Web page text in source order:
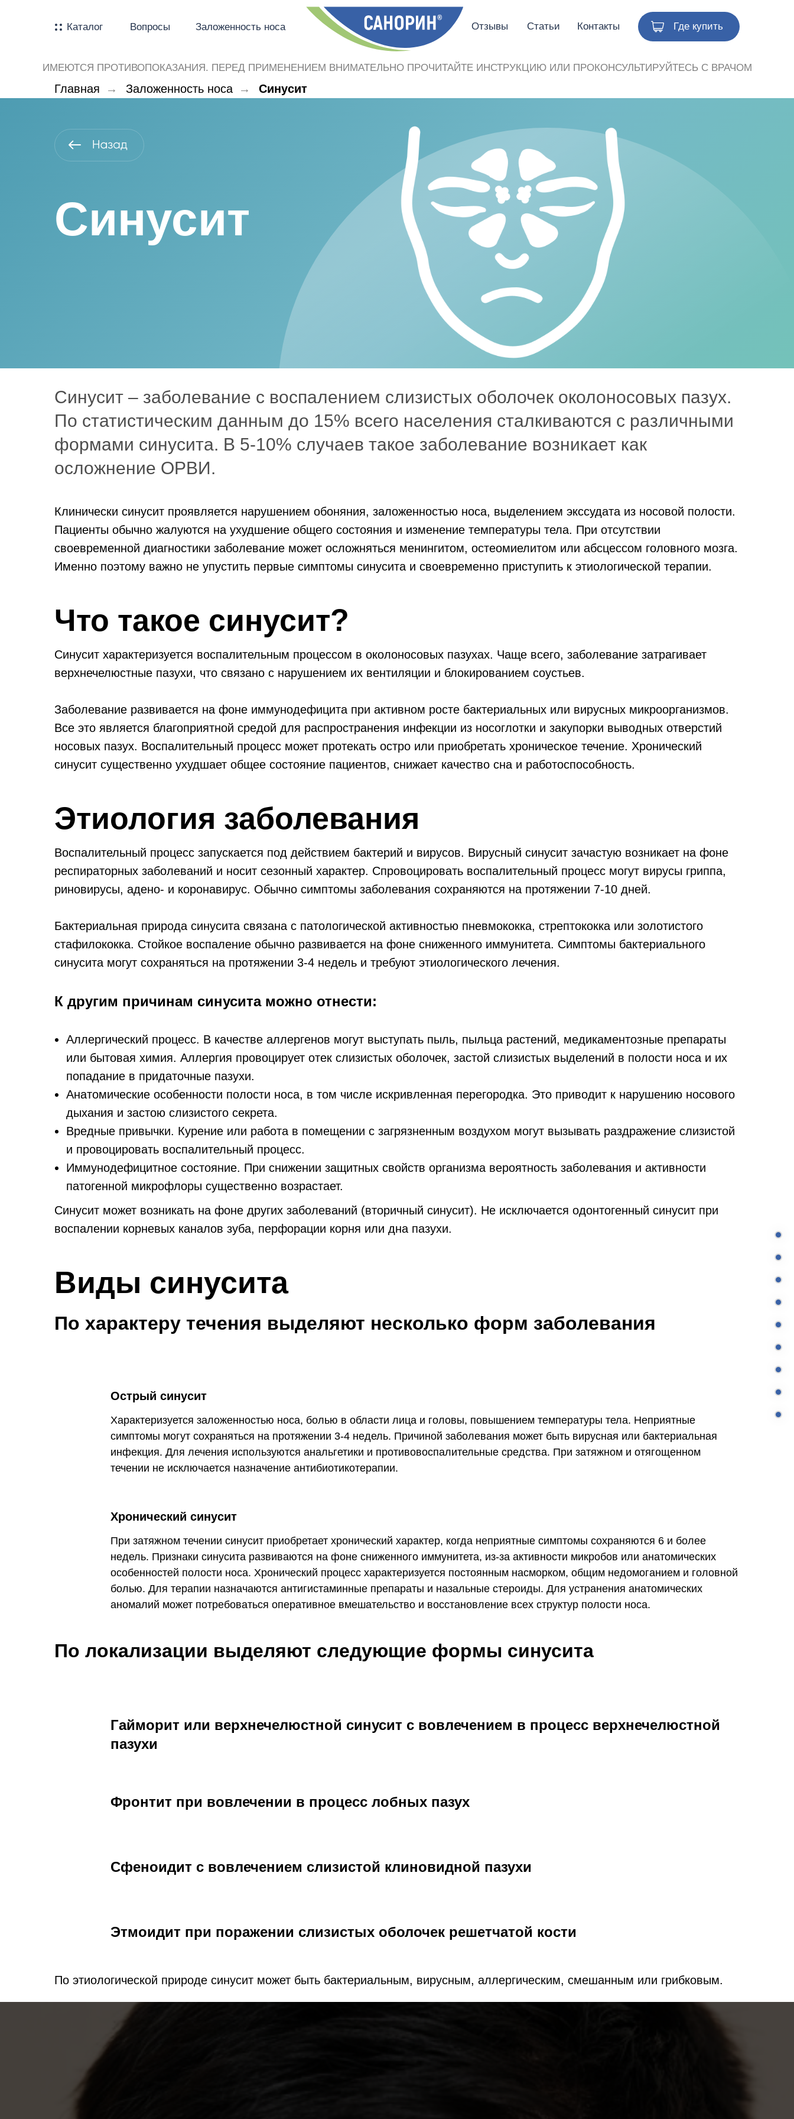
Вопросы Заложенность носа Контакты Где купить
Статьи
Отзывы
Каталог
ИМЕЮТСЯ ПРОТИВОПОКАЗАНИЯ. ПЕРЕД ПРИМЕНЕНИЕМ ВНИМАТЕЛЬНО ПРОЧИТАЙТЕ ИНСТРУКЦИЮ ИЛИ ПРОКОНСУЛЬТИРУЙТЕСЬ С ВРАЧОМ
Главная → Заложенность носа → Синусит
Синусит
Синусит – заболевание с воспалением слизистых оболочек околоносовых пазух.
По статистическим данным до 15% всего населения сталкиваются с различными
формами синусита. В 5-10% случаев такое заболевание возникает как
осложнение ОРВИ.
Клинически синусит проявляется нарушением обоняния, заложенностью носа, выделением экссудата из носовой полости.
Пациенты обычно жалуются на ухудшение общего состояния и изменение температуры тела. При отсутствии
своевременной диагностики заболевание может осложняться менингитом, остеомиелитом или абсцессом головного мозга.
Именно поэтому важно не упустить первые симптомы синусита и своевременно приступить к этиологической терапии.
Что такое синусит?
Синусит характеризуется воспалительным процессом в околоносовых пазухах. Чаще всего, заболевание затрагивает
верхнечелюстные пазухи, что связано с нарушением их вентиляции и блокированием соустьев.
Заболевание развивается на фоне иммунодефицита при активном росте бактериальных или вирусных микроорганизмов.
Все это является благоприятной средой для распространения инфекции из носоглотки и закупорки выводных отверстий
носовых пазух. Воспалительный процесс может протекать остро или приобретать хроническое течение. Хронический
синусит существенно ухудшает общее состояние пациентов, снижает качество сна и работоспособность.
Этиология заболевания
Воспалительный процесс запускается под действием бактерий и вирусов. Вирусный синусит зачастую возникает на фоне
респираторных заболеваний и носит сезонный характер. Спровоцировать воспалительный процесс могут вирусы гриппа,
риновирусы, адено- и коронавирус. Обычно симптомы заболевания сохраняются на протяжении 7-10 дней.
Бактериальная природа синусита связана с патологической активностью пневмококка, стрептококка или золотистого
стафилококка. Стойкое воспаление обычно развивается на фоне сниженного иммунитета. Симптомы бактериального
синусита могут сохраняться на протяжении 3-4 недель и требуют этиологического лечения.
К другим причинам синусита можно отнести:
Аллергический процесс. В качестве аллергенов могут выступать пыль, пыльца растений, медикаментозные препараты
или бытовая химия. Аллергия провоцирует отек слизистых оболочек, застой слизистых выделений в полости носа и их
попадание в придаточные пазухи.
Анатомические особенности полости носа, в том числе искривленная перегородка. Это приводит к нарушению носового
дыхания и застою слизистого секрета.
Вредные привычки. Курение или работа в помещении с загрязненным воздухом могут вызывать раздражение слизистой
и провоцировать воспалительный процесс.
Иммунодефицитное состояние. При снижении защитных свойств организма вероятность заболевания и активности
патогенной микрофлоры существенно возрастает.
Синусит может возникать на фоне других заболеваний (вторичный синусит). Не исключается одонтогенный синусит при
воспалении корневых каналов зуба, перфорации корня или дна пазухи.
Виды синусита
По характеру течения выделяют несколько форм заболевания
Острый синусит
Характеризуется заложенностью носа, болью в области лица и головы, повышением температуры тела. Неприятные
симптомы могут сохраняться на протяжении 3-4 недель. Причиной заболевания может быть вирусная или бактериальная
инфекция. Для лечения используются анальгетики и противовоспалительные средства. При затяжном и отягощенном
течении не исключается назначение антибиотикотерапии.
Хронический синусит
При затяжном течении синусит приобретает хронический характер, когда неприятные симптомы сохраняются 6 и более
недель. Признаки синусита развиваются на фоне сниженного иммунитета, из-за активности микробов или анатомических
особенностей полости носа. Хронический процесс характеризуется постоянным насморком, общим недомоганием и головной
болью. Для терапии назначаются антигистаминные препараты и назальные стероиды. Для устранения анатомических
аномалий может потребоваться оперативное вмешательство и восстановление всех структур полости носа.
По локализации выделяют следующие формы синусита
Гайморит или верхнечелюстной синусит с вовлечением в процесс верхнечелюстной
пазухи
Фронтит при вовлечении в процесс лобных пазух
Сфеноидит с вовлечением слизистой клиновидной пазухи
Этмоидит при поражении слизистых оболочек решетчатой кости
По этиологической природе синусит может быть бактериальным, вирусным, аллергическим, смешанным или грибковым.